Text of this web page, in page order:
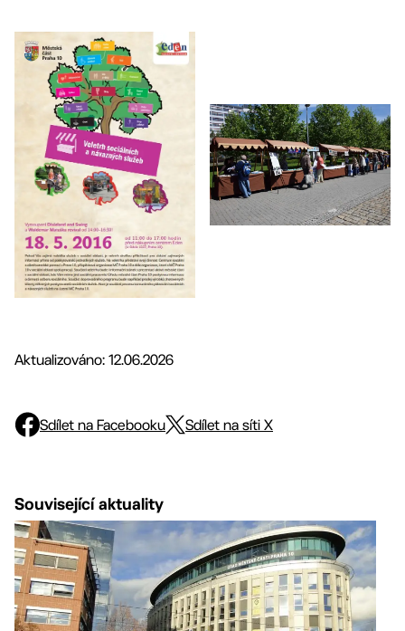
Aktualizováno: 12.06.2026
Sdílet na Facebooku Sdílet na síti X
Související aktuality